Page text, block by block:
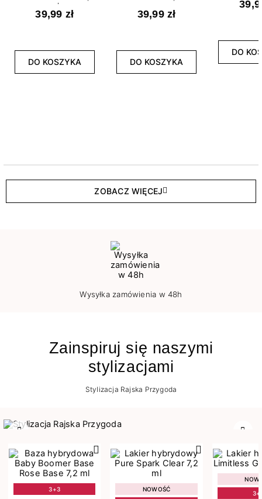
ml
39,99 zł
DO KOSZYKA
39,99 zł
DO KOSZYKA
DO
ZOBACZ WIĘCEJ
Wysyłka zamówienia w 48h
Zainspiruj się naszymi
stylizacjami
Stylizacja Rajska Przygoda
3+3
NOWOŚĆ